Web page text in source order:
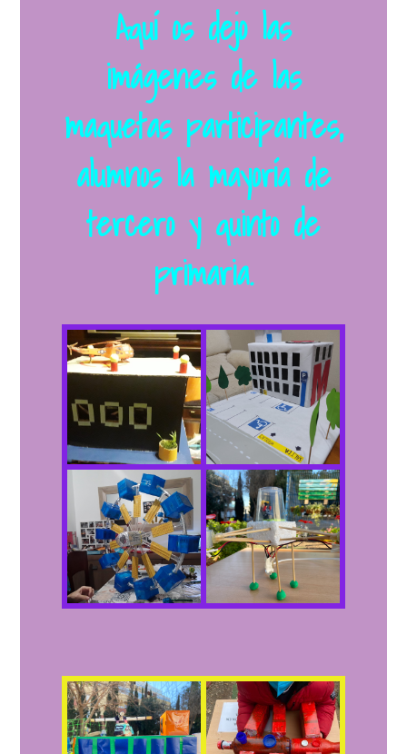
Aquí os dejo las
imágenes de las
maquetas participantes,
alumnos la mayoría de
tercero y quinto de
primaria.